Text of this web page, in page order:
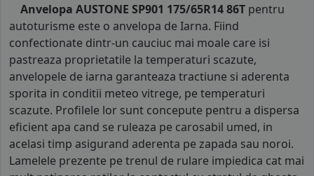
Anvelopa AUSTONE SP901 175/65R14 86T pentru
autoturisme este o anvelopa de Iarna. Fiind
confectionate dintr-un cauciuc mai moale care isi
pastreaza proprietatile la temperaturi scazute,
anvelopele de iarna garanteaza tractiune si aderenta
sporita in conditii meteo vitrege, pe temperaturi
scazute. Profilele lor sunt concepute pentru a dispersa
eficient apa cand se ruleaza pe carosabil umed, in
acelasi timp asigurand aderenta pe zapada sau noroi.
Lamelele prezente pe trenul de rulare impiedica cat mai